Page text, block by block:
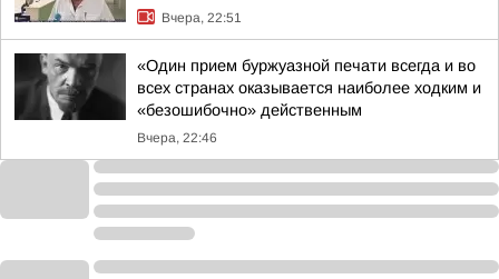
Вчера, 22:51
«Один прием буржуазной печати всегда и во
всех странах оказывается наиболее ходким и
«безошибочно» действенным
Вчера, 22:46